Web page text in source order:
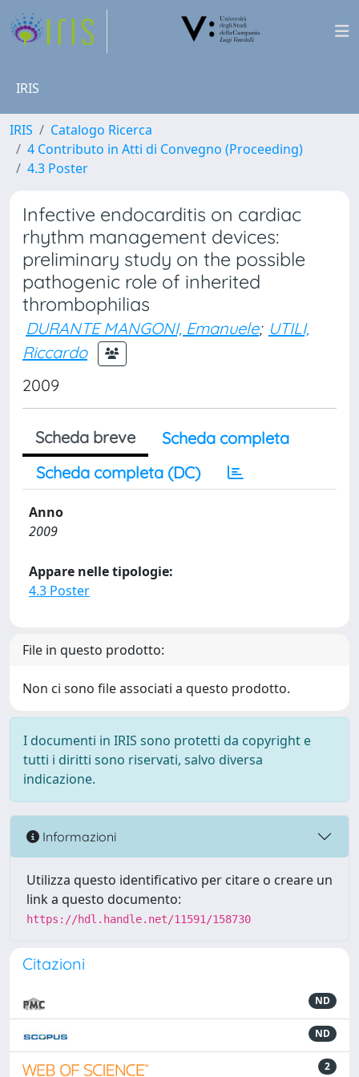
IRIS
IRIS
Catalogo Ricerca
4 Contributo in Atti di Convegno (Proceeding)
4.3 Poster
Infective endocarditis on cardiac
rhythm management devices:
preliminary study on the possible
pathogenic role of inherited
thrombophilias
DURANTE MANGONI, Emanuele; UTILI,
Riccardo
2009
Scheda breve
Scheda completa
Scheda completa (DC)
Anno
2009
Appare nelle tipologie:
4.3 Poster
File in questo prodotto:
Non ci sono file associati a questo prodotto.
I documenti in IRIS sono protetti da copyright e
tutti i diritti sono riservati, salvo diversa
indicazione.
Informazioni
Utilizza questo identificativo per citare o creare un
link a questo documento:
https://hdl.handle.net/11591/158730
Citazioni
ND
ND
2